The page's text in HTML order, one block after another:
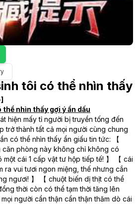
tôi có thể nhìn thấy
nhìn thấy gợi ý ẩn dấu
hiện mấy tỉ người bị truyền tống đến
trở thành tất cả mọi người cùng chung
có thể nhìn thấy ẩn giấu tin tức: 【
phòng này không chỉ không có
cái 1 cấp vật tư hộp tiếp tế! 】 【 cái
ra vui tươi ngon miệng, thế nhưng cắn
ngươi! 】 【 chuột biến dị thịt có thể
thời còn có thể tạm thời tăng lên
người cẩn thận cẩn thận thăm dò cái